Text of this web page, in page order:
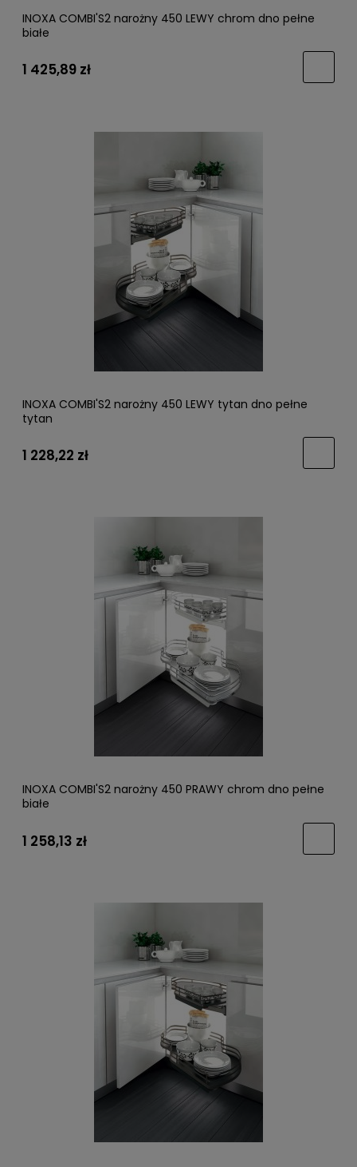
INOXA COMBI'S2 narożny 450 LEWY chrom dno pełne
białe
1 425,89 zł
INOXA COMBI'S2 narożny 450 LEWY tytan dno pełne
tytan
1 228,22 zł
INOXA COMBI'S2 narożny 450 PRAWY chrom dno pełne
białe
1 258,13 zł